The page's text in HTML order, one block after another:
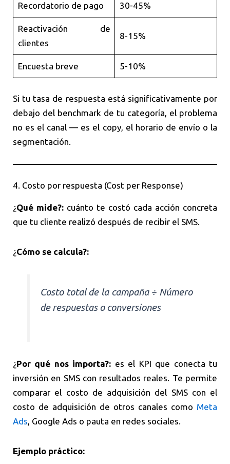
Recordatorio de pago 30-45%
Reactivación de
clientes
8-15%
Encuesta breve 5-10%
Si tu tasa de respuesta está significativamente por
debajo del benchmark de tu categoría, el problema
no es el canal — es el copy, el horario de envío o la
segmentación.
4. Costo por respuesta (Cost per Response)
¿Qué mide?: cuánto te costó cada acción concreta
que tu cliente realizó después de recibir el SMS.
¿Cómo se calcula?:
Costo total de la campaña ÷ Número
de respuestas o conversiones
¿Por qué nos importa?: es el KPI que conecta tu
inversión en SMS con resultados reales. Te permite
comparar el costo de adquisición del SMS con el
costo de adquisición de otros canales como Meta
Ads, Google Ads o pauta en redes sociales.
Ejemplo práctico: